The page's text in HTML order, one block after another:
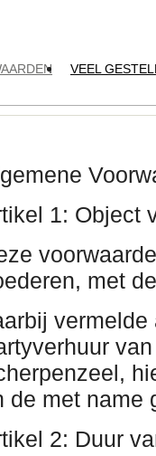
VEEL
1: Object
met de
de met name
2: Duur